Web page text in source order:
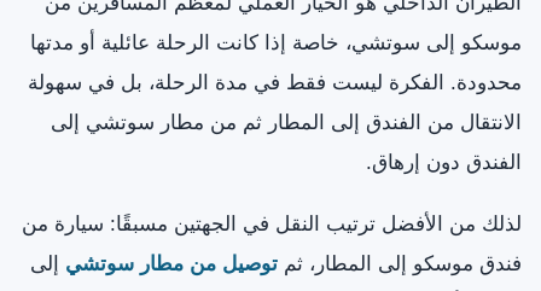
موسكو إلى سوتشي، خاصة إذا كانت الرحلة عائلية أو مدتها
محدودة. الفكرة ليست فقط في مدة الرحلة، بل في سهولة
الانتقال من الفندق إلى المطار ثم من مطار سوتشي إلى
الفندق دون إرهاق.
لذلك من الأفضل ترتيب النقل في الجهتين مسبقًا: سيارة من
فندق موسكو إلى المطار، ثم توصيل من مطار سوتشي إلى